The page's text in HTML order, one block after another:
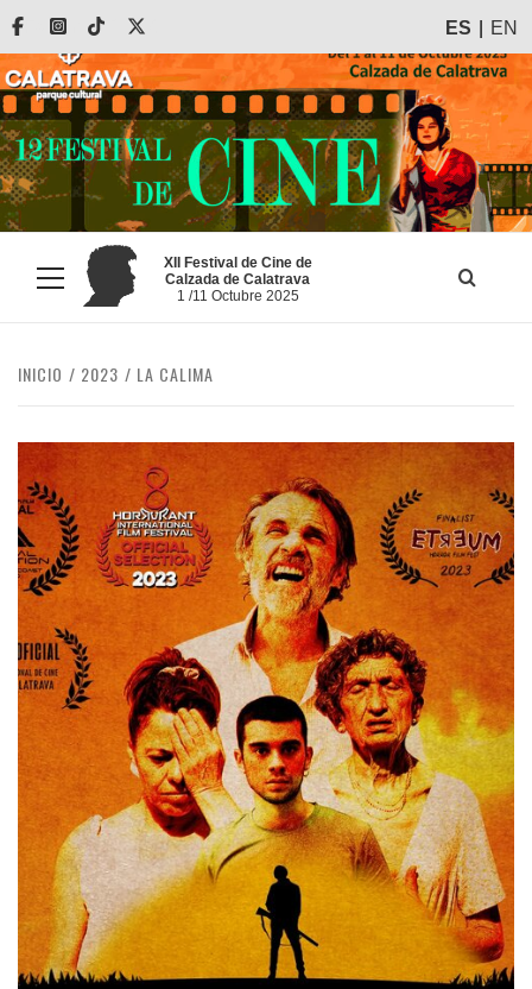
Saltar
contenido
FacebookInstagram
Tiktok ES EN
Menú
principal
XII Festival de Cine de
Calzada de Calatrava
1 /11 Octubre 2025
INICIO 2023 LA CALIMA